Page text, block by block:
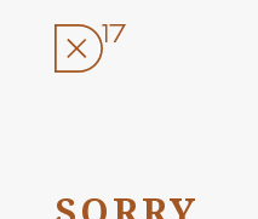
tartalomhoz